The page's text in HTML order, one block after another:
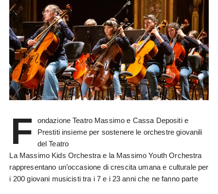
F
ondazione Teatro Massimo e Cassa Depositi e
Prestiti insieme per sostenere le orchestre giovanili
del Teatro
La Massimo Kids Orchestra e la Massimo Youth Orchestra
rappresentano un’occasione di crescita umana e culturale per
i 200 giovani musicisti tra i 7 e i 23 anni che ne fanno parte